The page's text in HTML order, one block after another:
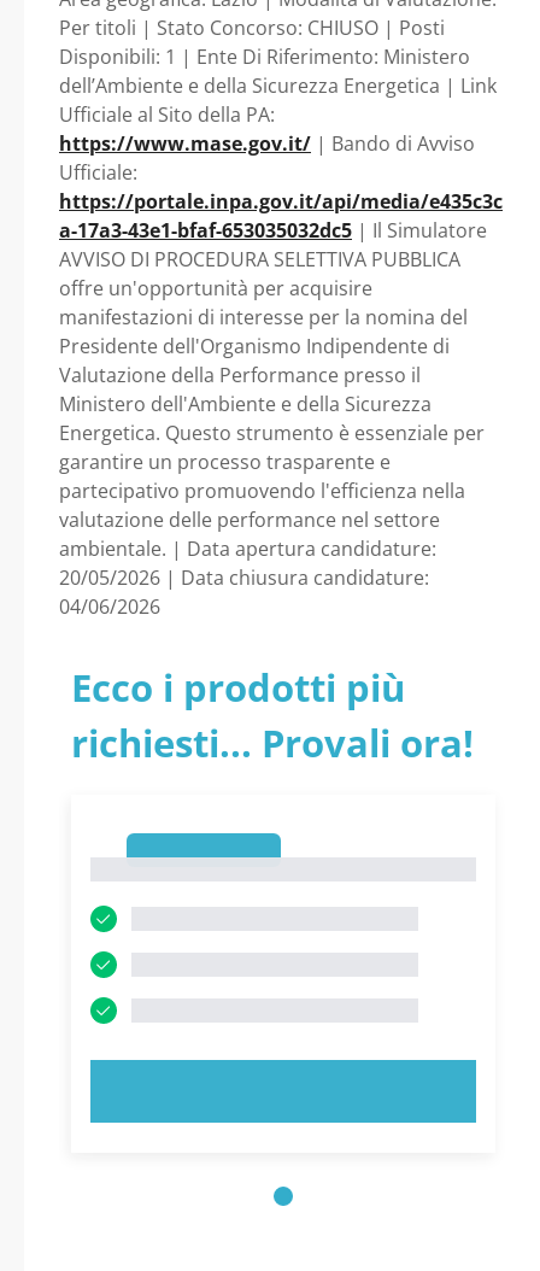
DEL MINISTERO
DELL’AMBIENTE E
DELLA SICUREZZA
ENERGETICA - Lazio -
Ministero
dell’Ambiente e della
Sicurezza Energetica
Lazio - Ministero
dell’Ambiente e della
Sicurezza Energetica
Per titoli | Stato Concorso: CHIUSO | Posti
Disponibili: 1 | Ente Di Riferimento: Ministero
dell’Ambiente e della Sicurezza Energetica | Link
Ufficiale al Sito della PA:
https://www.mase.gov.it/ | Bando di Avviso
Ufficiale:
https://portale.inpa.gov.it/api/media/e435c3c
a-17a3-43e1-bfaf-653035032dc5 | Il Simulatore
AVVISO DI PROCEDURA SELETTIVA PUBBLICA
offre un'opportunità per acquisire
manifestazioni di interesse per la nomina del
Presidente dell'Organismo Indipendente di
Valutazione della Performance presso il
Ministero dell'Ambiente e della Sicurezza
Energetica. Questo strumento è essenziale per
garantire un processo trasparente e
partecipativo promuovendo l'efficienza nella
valutazione delle performance nel settore
ambientale. | Data apertura candidature:
20/05/2026 | Data chiusura candidature:
04/06/2026
Ecco i prodotti più
richiesti... Provali ora!